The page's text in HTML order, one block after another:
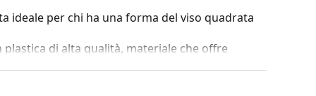
ideale per chi ha una forma del viso quadrata
di alta qualità, materiale che offre
maggiore di oltre 90°, il che si traduce in un